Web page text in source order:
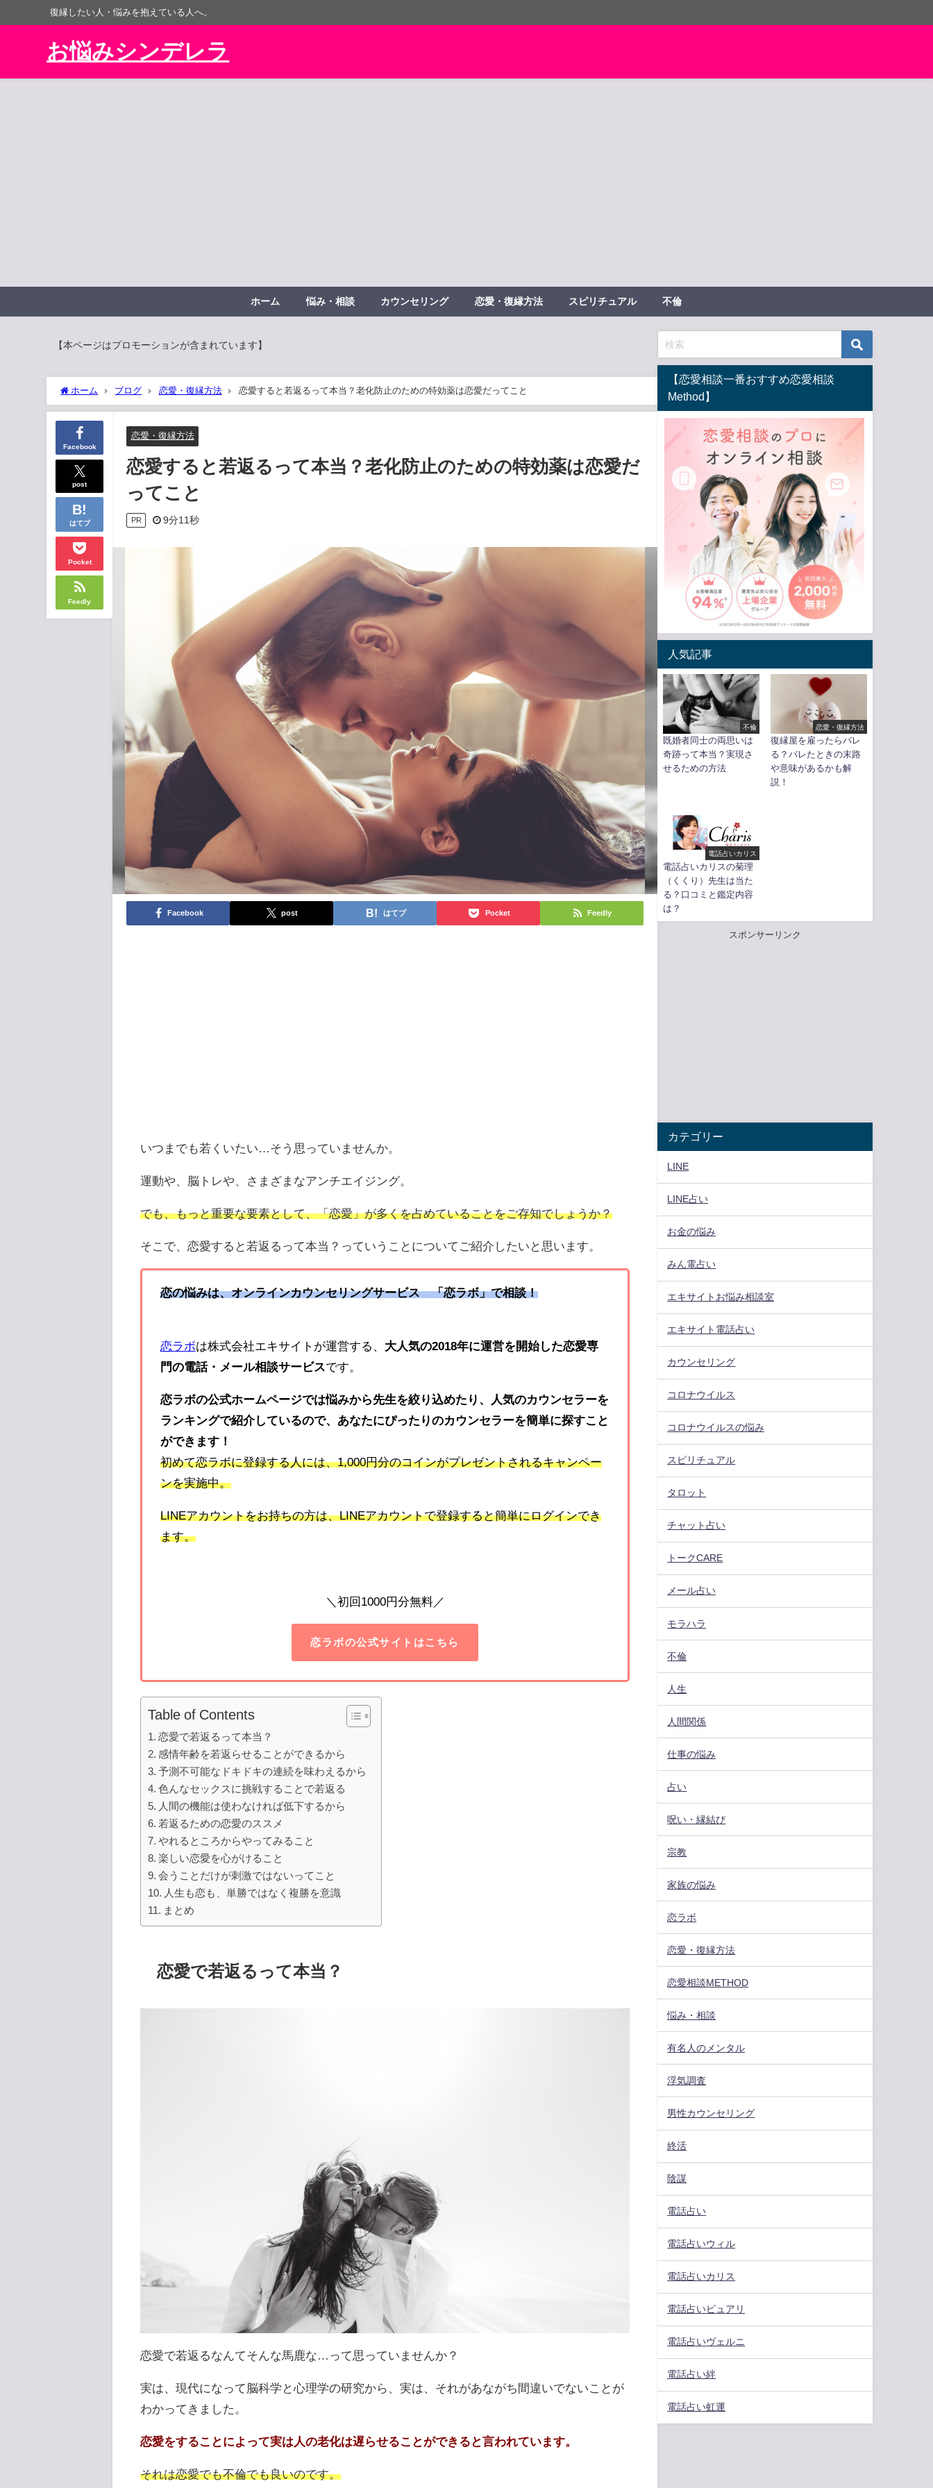
復縁したい人・悩みを抱えている人へ。
お悩みシンデレラ
ホーム 悩み・相談 カウンセリング 恋愛・復縁方法 スピリチュアル 不倫
【本ページはプロモーションが含まれています】
ホーム ブログ 恋愛・復縁方法 恋愛すると若返るって本当？老化防止のための特効薬は恋愛だってこと
Facebook
post
はてブ
Pocket
Feedly
恋愛・復縁方法
恋愛すると若返るって本当？老化防止のための特効薬は恋愛だ
ってこと
PR 9分11秒
Facebook post はてブ Pocket Feedly
いつまでも若くいたい…そう思っていませんか。
運動や、脳トレや、さまざまなアンチエイジング。
でも、もっと重要な要素として、「恋愛」が多くを占めていることをご存知でしょうか？
そこで、恋愛すると若返るって本当？っていうことについてご紹介したいと思います。
恋の悩みは、オンラインカウンセリングサービス 「恋ラボ」で相談！
恋ラボは株式会社エキサイトが運営する、 大人気の2018年に運営を開始した恋愛専
門の電話・メール相談サービスです。
恋ラボの公式ホームページでは悩みから先生を絞り込めたり、人気のカウンセラーを
ランキングで紹介しているので、あなたにぴったりのカウンセラーを簡単に探すこと
ができます！
初めて恋ラボに登録する人には、1,000円分のコインがプレゼントされるキャンペー
ンを実施中。
LINEアカウントをお持ちの方は、LINEアカウントで登録すると簡単にログインでき
ます。
＼初回1000円分無料／
恋ラボの公式サイトはこちら
Table of Contents
恋愛で若返るって本当？
感情年齢を若返らせることができるから
予測不可能なドキドキの連続を味わえるから
色んなセックスに挑戦することで若返る
人間の機能は使わなければ低下するから
若返るための恋愛のススメ
やれるところからやってみること
楽しい恋愛を心がけること
会うことだけが刺激ではないってこと
人生も恋も、単勝ではなく複勝を意識
まとめ
恋愛で若返るって本当？
恋愛で若返るなんてそんな馬鹿な…って思っていませんか？
実は、現代になって脳科学と心理学の研究から、実は、それがあながち間違いでないことが
わかってきました。
恋愛をすることによって実は人の老化は遅らせることができると言われています。
それは恋愛でも不倫でも良いのです。
【恋愛相談一番おすすめ恋愛相談
Method】
人気記事
不倫
既婚者同士の両思いは
奇跡って本当？実現さ
せるための方法
恋愛・復縁方法
復縁屋を雇ったらバレ
る？バレたときの末路
や意味があるかも解
説！
電話占いカリス
電話占いカリスの菊理
（くくり）先生は当た
る？口コミと鑑定内容
は？
スポンサーリンク
カテゴリー
LINE
LINE占い
お金の悩み
みん電占い
エキサイトお悩み相談室
エキサイト電話占い
カウンセリング
コロナウイルス
コロナウイルスの悩み
スピリチュアル
タロット
チャット占い
トークCARE
メール占い
モラハラ
不倫
人生
人間関係
仕事の悩み
占い
呪い・縁結び
宗教
家族の悩み
恋ラボ
恋愛・復縁方法
恋愛相談METHOD
悩み・相談
有名人のメンタル
浮気調査
男性カウンセリング
終活
陰謀
電話占い
電話占いウィル
電話占いカリス
電話占いピュアリ
電話占いヴェルニ
電話占い絆
電話占い虹運